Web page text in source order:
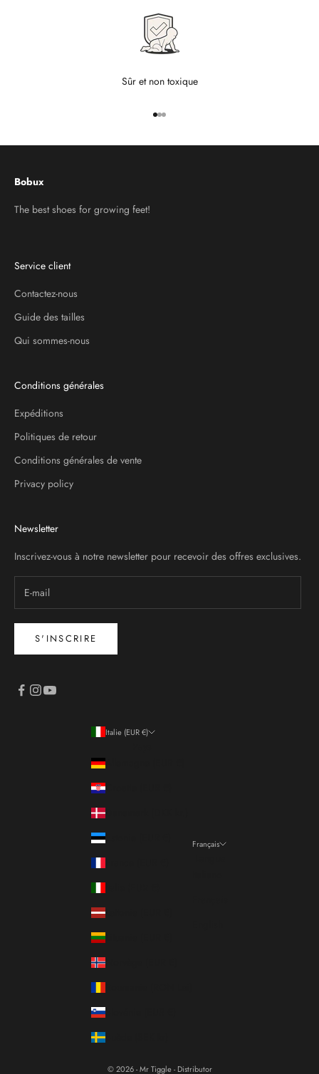
Sûr et non toxique
Aller à l'élément 1
Aller à l'élément 2
Aller à l'élément 3
Bobux
The best shoes for growing feet!
Service client
Contactez-nous
Guide des tailles
Qui sommes-nous
Conditions générales
Expéditions
Politiques de retour
Conditions générales de vente
Privacy policy
Newsletter
Inscrivez-vous à notre newsletter pour recevoir des offres exclusives.
S'INSCRIRE
Italie (EUR €)
Français
© 2026 - Mr Tiggle - Distributor